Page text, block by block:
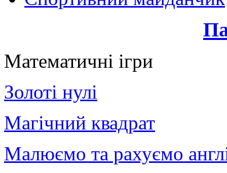
Математичні ігри
Золоті нулі
Магічний квадрат
Малюємо та рахуємо